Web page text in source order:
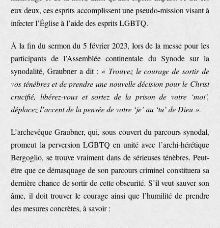
eux deux, ces esprits accomplissent une pseudo-mission visant à
infecter l’Église à l’aide des esprits LGBTQ.
À la fin du sermon du 5 février 2023, lors de la messe pour les
participants de l’Assemblée continentale du Synode sur la
synodalité, Graubner a dit : « Trouvez le courage de sortir de
vos ténèbres et de prendre une nouvelle décision pour le Christ
crucifié, libérez-vous et sortez de la prison de votre ‘moi’,
déplacez l’accent de la pensée de votre ‘je’ au ‘tu’ de Dieu ».
L’archevêque Graubner, qui, sous couvert du parcours synodal,
promeut la perversion LGBTQ en unité avec l’archi-hérétique
Bergoglio, se trouve vraiment dans de sérieuses ténèbres. Peut-
être que ce démasquage de son parcours criminel constituera sa
dernière chance de sortir de cette obscurité. S’il veut sauver son
âme, il doit trouver le courage ainsi que l’humilité de prendre
des mesures concrètes, à savoir :